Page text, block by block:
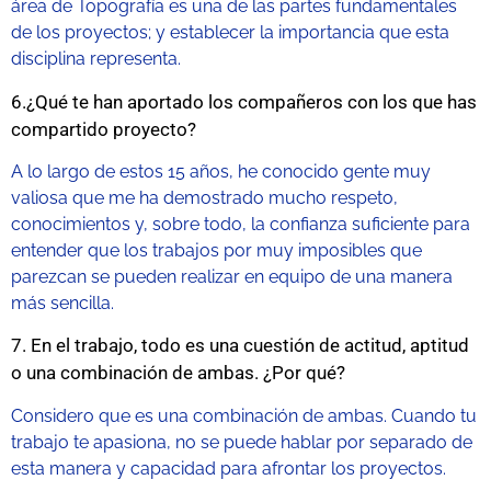
área de Topografía es una de las partes fundamentales
de los proyectos; y establecer la importancia que esta
disciplina representa.
6.¿Qué te han aportado los compañeros con los que has
compartido proyecto?
A lo largo de estos 15 años, he conocido gente muy
valiosa que me ha demostrado mucho respeto,
conocimientos y, sobre todo, la confianza suficiente para
entender que los trabajos por muy imposibles que
parezcan se pueden realizar en equipo de una manera
más sencilla.
7. En el trabajo, todo es una cuestión de actitud, aptitud
o una combinación de ambas. ¿Por qué?
Considero que es una combinación de ambas. Cuando tu
trabajo te apasiona, no se puede hablar por separado de
esta manera y capacidad para afrontar los proyectos.